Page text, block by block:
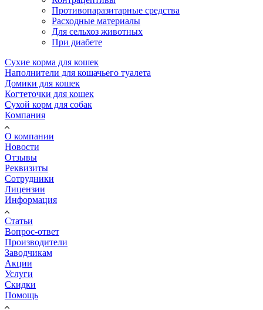
Противопаразитарные средства
Расходные материалы
Для сельхоз животных
При диабете
Сухие корма для кошек
Наполнители для кошачьего туалета
Домики для кошек
Когтеточки для кошек
Сухой корм для собак
Компания
О компании
Новости
Отзывы
Реквизиты
Сотрудники
Лицензии
Информация
Статьи
Вопрос-ответ
Производители
Заводчикам
Акции
Услуги
Скидки
Помощь